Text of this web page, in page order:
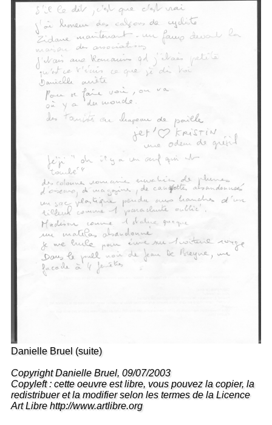
Danielle Bruel (suite)
Copyright Danielle Bruel, 09/07/2003
Copyleft : cette oeuvre est libre, vous pouvez la copier, la
redistribuer et la modifier selon les termes de la Licence
Art Libre http://www.artlibre.org